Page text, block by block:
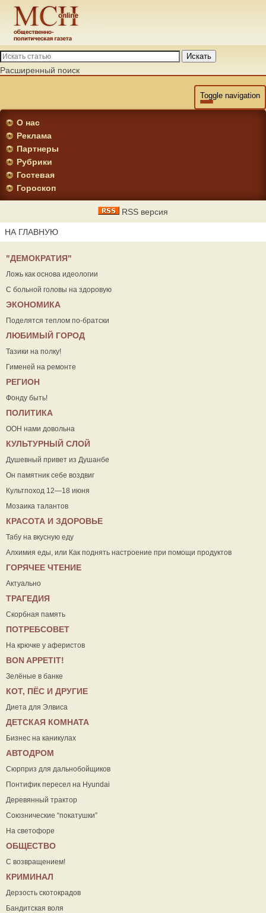
Искать
Расширенный поиск
Toggle navigation
О нас
Реклама
Партнеры
Рубрики
Гостевая
Гороскоп
RSS версия
НА ГЛАВНУЮ
"ДЕМОКРАТИЯ"
Ложь как основа идеологии
С больной головы на здоровую
ЭКОНОМИКА
Поделятся теплом по-братски
ЛЮБИМЫЙ ГОРОД
Тазики на полку!
Гименей на ремонте
РЕГИОН
Фонду быть!
ПОЛИТИКА
ООН нами довольна
КУЛЬТУРНЫЙ СЛОЙ
Душевный привет из Душанбе
Он памятник себе воздвиг
Культпоход 12—18 июня
Мозаика талантов
КРАСОТА И ЗДОРОВЬЕ
Табу на вкусную еду
Алхимия еды, или Как поднять настроение при помощи продуктов
ГОРЯЧЕЕ ЧТЕНИЕ
Актуально
ТРАГЕДИЯ
Скорбная память
ПОТРЕБСОВЕТ
На крючке у аферистов
ВON APPETIT!
Зелёные в банке
КОТ, ПЁС И ДРУГИЕ
Диета для Элвиса
ДЕТСКАЯ КОМНАТА
Бизнес на каникулах
АВТОДРОМ
Сюрприз для дальнобойщиков
Понтифик пересел на Hyundai
Деревянный трактор
Союзнические “покатушки”
На светофоре
ОБЩЕСТВО
С возвращением!
КРИМИНАЛ
Дерзость скотокрадов
Бандитская воля